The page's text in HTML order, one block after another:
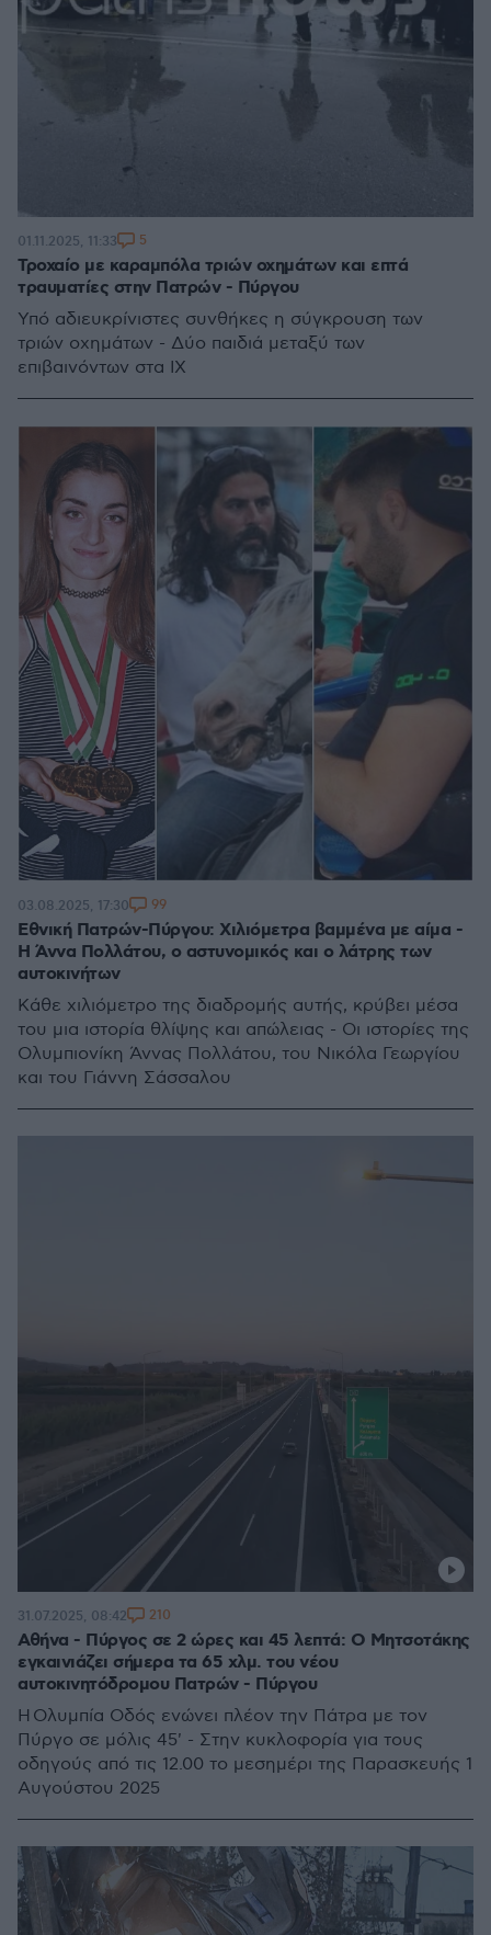
Τροχαίο με καραμπόλα τριών οχημάτων και επτά
τραυματίες στην Πατρών - Πύργου
Υπό αδιευκρίνιστες συνθήκες η σύγκρουση των
τριών οχημάτων - Δύο παιδιά μεταξύ των
επιβαινόντων στα ΙΧ
01.11.2025, 11:33 5
Εθνική Πατρών-Πύργου: Χιλιόμετρα βαμμένα με αίμα -
Η Άννα Πολλάτου, ο αστυνομικός και ο λάτρης των
αυτοκινήτων
Κάθε χιλιόμετρο της διαδρομής αυτής, κρύβει μέσα
του μια ιστορία θλίψης και απώλειας - Οι ιστορίες της
Ολυμπιονίκη Άννας Πολλάτου, του Νικόλα Γεωργίου
και του Γιάννη Σάσσαλου
03.08.2025, 17:30 99
Αθήνα - Πύργος σε 2 ώρες και 45 λεπτά: Ο Μητσοτάκης
εγκαινιάζει σήμερα τα 65 χλμ. του νέου
αυτοκινητόδρομου Πατρών - Πύργου
H Ολυμπία Οδός ενώνει πλέον την Πάτρα με τον
Πύργο σε μόλις 45' - Στην κυκλοφορία για τους
οδηγούς από τις 12.00 το μεσημέρι της Παρασκευής 1
Αυγούστου 2025
31.07.2025, 08:42 210